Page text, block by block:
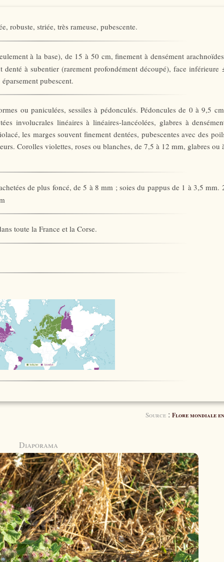
robuste, striée, très rameuse, pubescente.
à la base), de 15 à 50 cm, finement à densément
à subentier (rarement profondément découpé), face inférieure
pubescent.
ou paniculées, sessiles à pédonculés. Pédoncules de 0 à 9,5
involucrales linéaires à linéaires-lancéolées, glabres à
les marges souvent finement dentées, pubescentes avec des
Corolles violettes, roses ou blanches, de 7,5 à 12 mm, glabres ou
de plus foncé, de 5 à 8 mm ; soies du pappus de 1 à 3,5 mm.
toute la France et la Corse.
Source: Flore mondiale
Diaporama